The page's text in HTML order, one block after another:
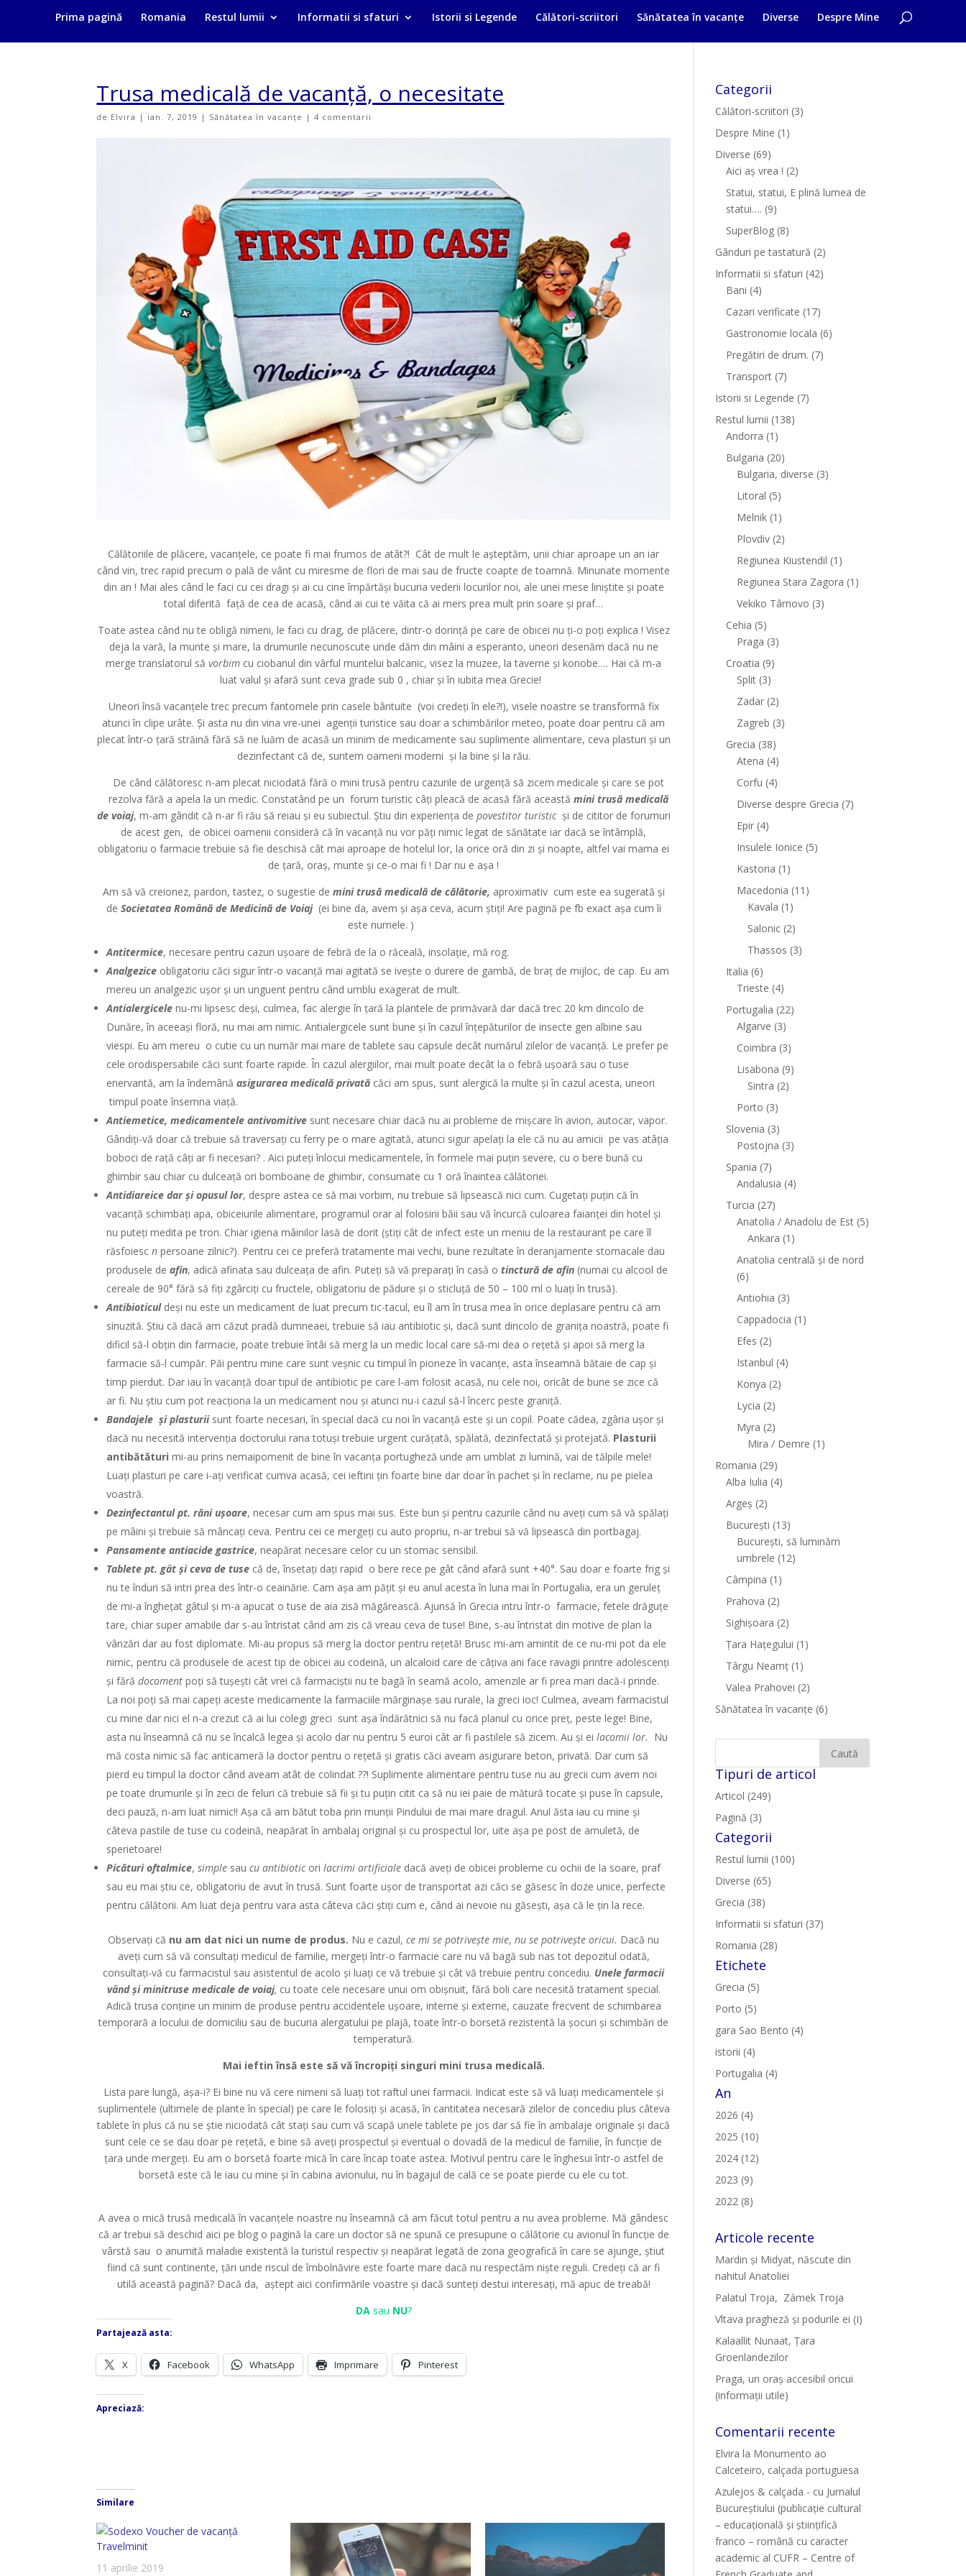
Prima pagină Romania Restul lumii Informatii si sfaturi Istorii si Legende Călători-scriitori Sănătatea în vacanțe Diverse Despre Mine
Trusa medicală de vacanță, o necesitate
de Elvira | ian. 7, 2019 | Sănătatea în vacanțe |4 comentarii
Călătoriile de plăcere, vacanțele, ce poate fi mai frumos de atât?! Cât de mult le așteptăm, unii chiar aproape un an iar
când vin, trec rapid precum o pală de vânt cu miresme de flori de mai sau de fructe coapte de toamnă. Minunate momente
din an ! Mai ales când le faci cu cei dragi și ai cu cine împărtăși bucuria vederii locurilor noi, ale unei mese liniștite și poate
total diferită față de cea de acasă, când ai cui te văita că ai mers prea mult prin soare și praf…
Toate astea când nu te obligă nimeni, le faci cu drag, de plăcere, dintr-o dorință pe care de obicei nu ți-o poți explica ! Visez
deja la vară, la munte și mare, la drumurile necunoscute unde dăm din mâini a esperanto, uneori desenăm dacă nu ne
merge translatorul săvorbim cu ciobanul din vârful muntelui balcanic, visez la muzee, la taverne și konobe…. Hai că m-a
luat valul și afară sunt ceva grade sub 0 , chiar și în iubita mea Grecie!
Uneori însă vacanțele trec precum fantomele prin casele bântuite (voi credeți în ele?!), visele noastre se transformă fix
atunci în clipe urâte. Și asta nu din vina vre-unei agenții turistice sau doar a schimbărilor meteo, poate doar pentru că am
plecat într-o țară străină fără să ne luăm de acasă un minim de medicamente sau suplimente alimentare, ceva plasturi și un
dezinfectant că de, suntem oameni moderni și la bine și la rău.
De când călătoresc n-am plecat niciodată fără o mini trusă pentru cazurile de urgență să zicem medicale și care se pot
rezolva fără a apela la un medic. Constatând pe un forum turistic câți pleacă de acasă fără aceastămini trusă medicală
de voiaj, m-am gândit că n-ar fi rău să reiau și eu subiectul. Știu din experiența de povestitor turistic și de cititor de forumuri
de acest gen, de obicei oamenii consideră că în vacanță nu vor păți nimic legat de sănătate iar dacă se întâmplă,
obligatoriu o farmacie trebuie să fie deschisă cât mai aproape de hotelul lor, la orice oră din zi și noapte, altfel vai mama ei
de țară, oraș, munte și ce-o mai fi ! Dar nu e așa !
Am să vă creionez, pardon, tastez, o sugestie de mini trusă medicală de călătorie, aproximativ cum este ea sugerată și
de Societatea Română de Medicină de Voiaj(ei bine da, avem și așa ceva, acum știți! Are pagină pe fb exact așa cum îi
este numele. )
Antitermice, necesare pentru cazuri ușoare de febră de la o răceală, insolație, mă rog.
Analgezice obligatoriu căci sigur într-o vacanță mai agitată se ivește o durere de gambă, de braț de mijloc, de cap. Eu am
mereu un analgezic ușor și un unguent pentru când umblu exagerat de mult.
Antialergicele nu-mi lipsesc deși, culmea, fac alergie în țară la plantele de primăvară dar dacă trec 20 km dincolo de
Dunăre, în aceeași floră, nu mai am nimic. Antialergicele sunt bune și în cazul înțepăturilor de insecte gen albine sau
viespi. Eu am mereu o cutie cu un număr mai mare de tablete sau capsule decât numărul zilelor de vacanță. Le prefer pe
cele orodispersabile căci sunt foarte rapide. În cazul alergiilor, mai mult poate decât la o febră ușoară sau o tuse
enervantă, am la îndemânăasigurarea medicală privată căci am spus, sunt alergică la multe și în cazul acesta, uneori
timpul poate însemna viață.
Antiemetice, medicamentele antivomitive sunt necesare chiar dacă nu ai probleme de mișcare în avion, autocar, vapor.
Gândiți-vă doar că trebuie să traversați cu ferry pe o mare agitată, atunci sigur apelați la ele că nu au amicii pe vas atâția
boboci de rață câți ar fi necesari? . Aici puteți înlocui medicamentele, în formele mai puțin severe, cu o bere bună cu
ghimbir sau chiar cu dulceață ori bomboane de ghimbir, consumate cu 1 oră înaintea călătoriei.
Antidiareice dar și opusul lor, despre astea ce să mai vorbim, nu trebuie să lipsească nici cum. Cugetați puțin că în
vacanță schimbați apa, obiceiurile alimentare, programul orar al folosirii băii sau vă încurcă culoarea faianței din hotel și
nu puteți medita pe tron. Chiar igiena mâinilor lasă de dorit (știți cât de infect este un meniu de la restaurant pe care îl
răsfoiescn persoane zilnic?). Pentru cei ce preferă tratamente mai vechi, bune rezultate în deranjamente stomacale dau
produsele deafin, adică afinata sau dulceața de afin. Puteți să vă preparați în casă otinctură de afin (numai cu alcool de
cereale de 90° fără să fiți zgârciți cu fructele, obligatoriu de pădure și o sticluță de 50 – 100 ml o luați în trusă).
Antibioticuldeși nu este un medicament de luat precum tic-tacul, eu îl am în trusa mea în orice deplasare pentru că am
sinuzită. Știu că dacă am căzut pradă dumneaei, trebuie să iau antibiotic și, dacă sunt dincolo de granița noastră, poate fi
dificil să-l obțin din farmacie, poate trebuie întâi să merg la un medic local care să-mi dea o rețetă și apoi să merg la
farmacie să-l cumpăr. Păi pentru mine care sunt veșnic cu timpul în pioneze în vacanțe, asta înseamnă bătaie de cap și
timp pierdut. Dar iau în vacanță doar tipul de antibiotic pe care l-am folosit acasă, nu cele noi, oricât de bune se zice că
ar fi. Nu știu cum pot reacționa la un medicament nou și atunci nu-i cazul să-l încerc peste graniță.
Bandajele și plasturiisunt foarte necesari, în special dacă cu noi în vacanță este și un copil. Poate cădea, zgâria ușor și
dacă nu necesită intervenția doctorului rana totuși trebuie urgent curățată, spălată, dezinfectată și protejată. Plasturii
antibătături mi-au prins nemaipomenit de bine în vacanța portugheză unde am umblat zi lumină, vai de tălpile mele!
Luați plasturi pe care i-ați verificat cumva acasă, cei ieftini țin foarte bine dar doar în pachet și în reclame, nu pe pielea
voastră.
Dezinfectantul pt. răni ușoare, necesar cum am spus mai sus. Este bun și pentru cazurile când nu aveți cum să vă spălați
pe mâini și trebuie să mâncați ceva. Pentru cei ce mergeți cu auto propriu, n-ar trebui să vă lipsească din portbagaj.
Pansamente antiacide gastrice, neapărat necesare celor cu un stomac sensibil.
Tablete pt. gât și ceva de tuse că de, însetați dați rapid o bere rece pe gât când afară sunt +40°. Sau doar e foarte frig și
nu te înduri să intri prea des într-o ceainărie. Cam așa am pățit și eu anul acesta în luna mai în Portugalia, era un geruleț
de mi-a înghețat gâtul și m-a apucat o tuse de aia zisă măgărească. Ajunsă în Grecia intru într-o farmacie, fetele drăguțe
tare, chiar super amabile dar s-au întristat când am zis că vreau ceva de tuse! Bine, s-au întristat din motive de plan la
vânzări dar au fost diplomate. Mi-au propus să merg la doctor pentru rețetă! Brusc mi-am amintit de ce nu-mi pot da ele
nimic, pentru că produsele de acest tip de obicei au codeină, un alcaloid care de câțiva ani face ravagii printre adolescenți
și fărădocoment poți să tușești cât vrei că farmaciștii nu te bagă în seamă acolo, amenzile ar fi prea mari dacă-i prinde.
La noi poți să mai capeți aceste medicamente la farmaciile mărginașe sau rurale, la greci ioc! Culmea, aveam farmacistul
cu mine dar nici el n-a crezut că ai lui colegi greci sunt așa îndărătnici să nu facă planul cu orice preț, peste lege! Bine,
asta nu înseamnă că nu se încalcă legea și acolo dar nu pentru 5 euroi cât ar fi pastilele să zicem. Au și eilacomii lor. Nu
mă costa nimic să fac anticameră la doctor pentru o rețetă și gratis căci aveam asigurare beton, privată. Dar cum să
pierd eu timpul la doctor când aveam atât de colindat ??! Suplimente alimentare pentru tuse nu au grecii cum avem noi
pe toate drumurile și în zeci de feluri că trebuie să fii și tu puțin citit ca să nu iei paie de mătură tocate și puse în capsule,
deci pauză, n-am luat nimic!! Așa că am bătut toba prin munții Pindului de mai mare dragul. Anul ăsta iau cu mine și
câteva pastile de tuse cu codeină, neapărat în ambalaj original și cu prospectul lor, uite așa pe post de amuletă, de
sperietoare!
Picături oftalmice, simple sau cu antibioticori lacrimi artificiale dacă aveți de obicei probleme cu ochii de la soare, praf
sau eu mai știu ce, obligatoriu de avut în trusă. Sunt foarte ușor de transportat azi căci se găsesc în doze unice, perfecte
pentru călătorii. Am luat deja pentru vara asta câteva căci știți cum e, când ai nevoie nu găsești, așa că le țin la rece.
Observați că nu am dat nici un nume de produs. Nu e cazul,ce mi se potrivește mie, nu se potrivește oricui. Dacă nu
aveți cum să vă consultați medicul de familie, mergeți într-o farmacie care nu vă bagă sub nas tot depozitul odată,
consultați-vă cu farmacistul sau asistentul de acolo și luați ce vă trebuie și cât vă trebuie pentru concediu. Unelefarmacii
vând și minitruse medicale de voiaj, cu toate cele necesare unui om obișnuit, fără boli care necesită tratament special.
Adică trusa conține un minim de produse pentru accidentele ușoare, interne și externe, cauzate frecvent de schimbarea
temporară a locului de domiciliu sau de bucuria alergatului pe plajă, toate într-o borsetă rezistentă la șocuri și schimbări de
temperatură.
Mai ieftin însă este să vă încropiți singuri mini trusa medicală.
Lista pare lungă, așa-i? Ei bine nu vă cere nimeni să luați tot raftul unei farmacii. Indicat este să vă luați medicamentele și
suplimentele (ultimele de plante în special) pe care le folosiți și acasă, în cantitatea necesară zilelor de concediu plus câteva
tablete în plus că nu se știe niciodată cât stați sau cum vă scapă unele tablete pe jos dar să fie în ambalaje originale și dacă
sunt cele ce se dau doar pe rețetă, e bine să aveți prospectul și eventual o dovadă de la medicul de familie, în funcție de
țara unde mergeți. Eu am o borsetă foarte mică în care încap toate astea. Motivul pentru care le înghesui într-o astfel de
borsetă este că le iau cu mine și în cabina avionului, nu în bagajul de cală ce se poate pierde cu ele cu tot.
A avea o mică trusă medicală în vacanțele noastre nu înseamnă că am făcut totul pentru a nu avea probleme. Mă gândesc
că ar trebui să deschid aici pe blog o pagină la care un doctor să ne spună ce presupune o călătorie cu avionul în funcție de
vârstă sau o anumită maladie existentă la turistul respectiv și neapărat legată de zona geografică în care se ajunge, știut
fiind că sunt continente, țări unde riscul de îmbolnăvire este foarte mare dacă nu respectăm niște reguli. Credeți că ar fi
utilă această pagină? Dacă da, aștept aici confirmările voastre și dacă sunteți destui interesați, mă apuc de treabă!
DA sau NU?
Partajează asta:
X Facebook WhatsApp Imprimare Pinterest
Apreciază:
Similare
Travelminit
11 aprilie 2019
Categorii
Călători-scriitori (3)
Despre Mine (1)
Diverse (69)
Aici aș vrea ! (2)
Statui, statui, E plină lumea de
statui…. (9)
SuperBlog(8)
Gânduri pe tastatură (2)
Informatii si sfaturi (42)
Bani (4)
Cazari verificate (17)
Gastronomie locala (6)
Pregătiri de drum. (7)
Transport(7)
Istorii si Legende (7)
Restul lumii (138)
Andorra (1)
Bulgaria (20)
Bulgaria, diverse (3)
Litoral (5)
Melnik(1)
Plovdiv(2)
Regiunea Kiustendil (1)
Regiunea Stara Zagora (1)
Vekiko Târnovo (3)
Cehia (5)
Praga (3)
Croatia (9)
Split(3)
Zadar(2)
Zagreb (3)
Grecia (38)
Atena (4)
Corfu (4)
Diverse despre Grecia (7)
Epir(4)
Insulele Ionice (5)
Kastoria (1)
Macedonia (11)
Kavala (1)
Salonic(2)
Thassos (3)
Italia (6)
Trieste (4)
Portugalia (22)
Algarve (3)
Coimbra (3)
Lisabona (9)
Sintra (2)
Porto (3)
Slovenia (3)
Postojna (3)
Spania (7)
Andalusia (4)
Turcia (27)
Anatolia / Anadolu de Est(5)
Ankara (1)
Anatolia centrală și de nord
(6)
Antiohia (3)
Cappadocia (1)
Efes (2)
Istanbul (4)
Konya (2)
Lycia (2)
Myra (2)
Mira / Demre (1)
Romania (29)
Alba Iulia (4)
Argeș (2)
București (13)
București, să luminăm
umbrele (12)
Câmpina (1)
Prahova (2)
Sighişoara (2)
Țara Hațegului (1)
Târgu Neamţ(1)
Valea Prahovei (2)
Sănătatea în vacanțe (6)
Tipuri de articol
Articol (249)
Pagină (3)
Categorii
Restul lumii (100)
Diverse (65)
Grecia (38)
Informatii si sfaturi (37)
Romania (28)
Etichete
Grecia (5)
Porto (5)
gara Sao Bento (4)
istorii (4)
Portugalia (4)
An
2026 (4)
2025 (10)
2024 (12)
2023 (9)
2022 (8)
Articole recente
Mardin și Midyat, născute din
nahitul Anatoliei
Palatul Troja, Zámek Troja
Vltava pragheză și podurile ei (I)
Kalaallit Nunaat, Țara
Groenlandezilor
Praga, un oraș accesibil oricui
(informații utile)
Comentarii recente
Elvira la Monumento ao
Calceteiro, calçada portuguesa
Azulejos & calçada - cu Jurnalul
Bucureștiului (publicație cultural
– educațională și științifică
franco – română cu caracter
academic al CUFR – Centre of